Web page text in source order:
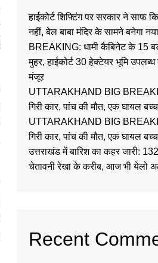
हाईकोर्ट शिफ्टिंग पर सरकार ने साफ
नहीं, बेल बाबा मंदिर के सामने बनेगा
BREAKING: धामी कैबिनेट के 15
मुहर, हाईकोर्ट 30 हेक्टेयर भूमि
मंजूर
UTTARAKHAND BIG
गिरी कार, पांच की मौत, एक घायल
UTTARAKHAND BIG
गिरी कार, पांच की मौत, एक घायल
उत्तराखंड में बारिश का कहर जारी:
चेतावनी रेखा के करीब, आज भी येलो
Recent